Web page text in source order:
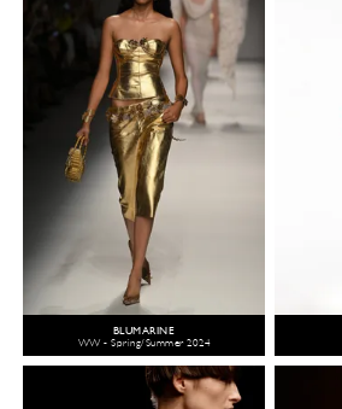
BLUMARINE
WW - Spring/Summer 2024